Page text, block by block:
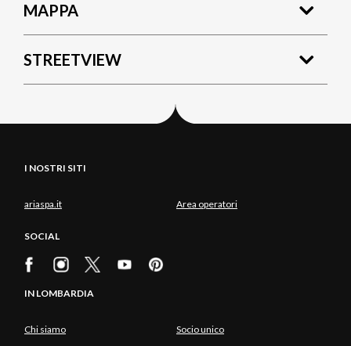
MAPPA
STREETVIEW
I NOSTRI SITI
ariaspa.it Area operatori
SOCIAL
IN LOMBARDIA
Chi siamo Socio unico